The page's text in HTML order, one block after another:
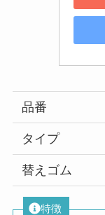
品番
タイプ
替えゴム
特徴